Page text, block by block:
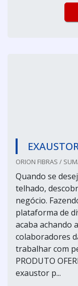
ORION FIBRAS /
Quando se
telhado,
negócio.
plataforma de
acaba achando
colaboradores
trabalhar com
PRODUTO
exaustor p...